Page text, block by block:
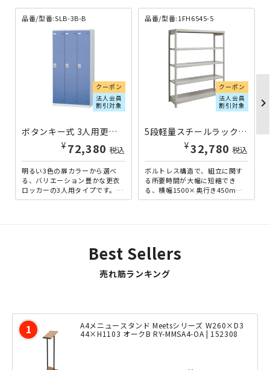
品番/型番:SLB-3B-B
クーポン
法人会員
割引対象
ボタンキー式 3人用更衣室スチールロッカー W900×D515×H1800 ホワイト×ブルー SLB-3B-B | 867712
¥ 72,380 税込
明るい3色の扉カラーから選べ
る、バリエーション豊かな更衣
ロッカーの3人用タイプです。鍵
が不要なボタン錠式となってお
品番/型番:1FH6545-5
クーポン
法人会員
割引対象
5段軽量スチールラック NBタイプ H1800×W1500×D450 単立 1FH6545-5 | 613387
¥32,780 税込
ボルトレス構造で、組立に関す
る所要時間が大幅に短縮でき
る、横幅1500×奥行き450mm
の5段軽量ラックです。軽量型な
chevron_right
Best Sellers
売れ筋ランキング
A4メニュースタンド Meetsシリーズ W260×D3
44×H1103 オークB RY-MMSA4-OA | 152308